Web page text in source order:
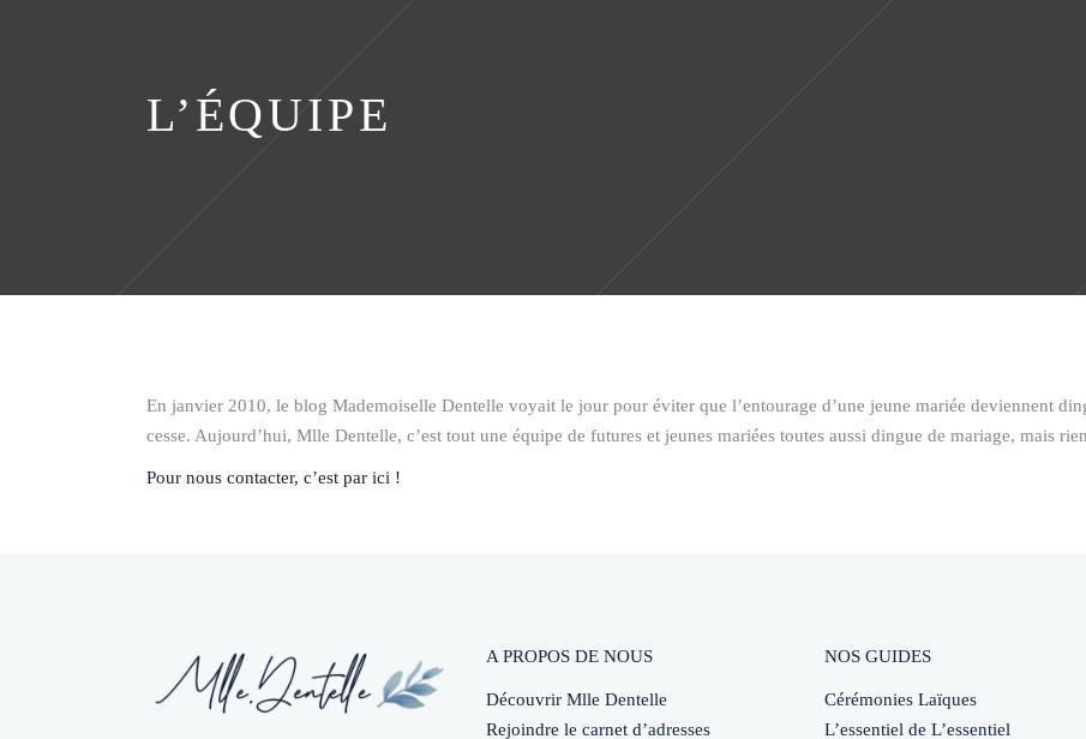
L’ÉQUIPE
En janvier 2010, le blog Mademoiselle Dentelle voyait le jour pour éviter que l’entourage d’une jeune mariée deviennent
cesse. Aujourd’hui, Mlle Dentelle, c’est tout une équipe de futures et jeunes mariées toutes aussi dingue de mariage, mais
Pour nous contacter, c’est par ici !
A PROPOS DE NOUS
Découvrir Mlle Dentelle
Rejoindre le carnet d’adresses
NOS GUIDES
Cérémonies Laïques
L’essentiel de L’essentiel